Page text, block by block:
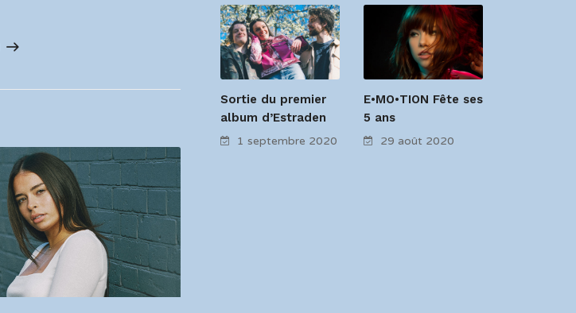
Sortie du premier
album d’Estraden
1 septembre 2020
E•MO•TION Fête ses
5 ans
29 août 2020